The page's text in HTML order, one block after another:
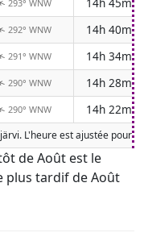
293° WNW
292° WNW
14h 40m
291° WNW
14h 34m
290° WNW
14h 28m
290° WNW 14h 22m
L'heure est ajustée pour
de Août est le
plus tardif de Août